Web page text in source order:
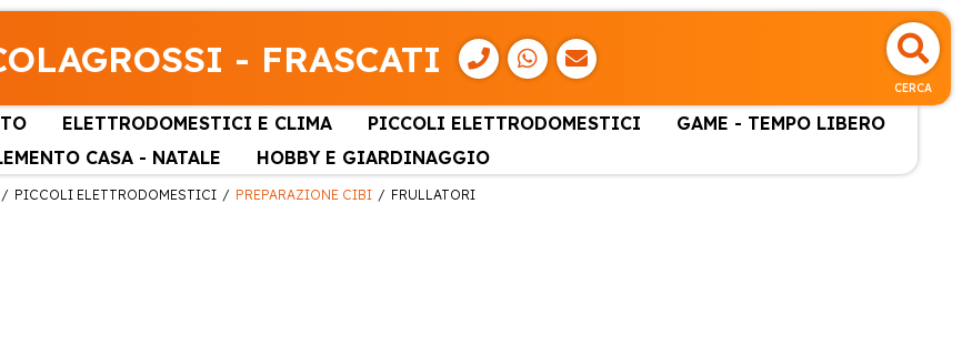
- FRASCATI
CERCA
ELETTRODOMESTICI E CLIMA PICCOLI ELETTRODOMESTICI
GAME - TEMPO LIBERO
CASA - NATALE
HOBBY E GIARDINAGGIO
PICCOLI ELETTRODOMESTICI PREPARAZIONE CIBI FRULLATORI